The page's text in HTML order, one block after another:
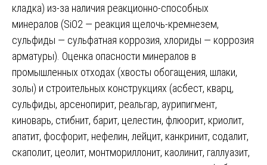
кладка) из-за наличия реакционно-способных
минералов (SiO2 — реакция щелочь-кремнезем,
сульфиды — сульфатная коррозия, хлориды — коррозия
арматуры). Оценка опасности минералов в
промышленных отходах (хвосты обогащения, шлаки,
золы) и строительных конструкциях (асбест, кварц,
сульфиды, арсенопирит, реальгар, аурипигмент,
киноварь, стибнит, барит, целестин, флюорит, криолит,
апатит, фосфорит, нефелин, лейцит, канкринит, содалит,
скаполит, цеолит, монтмориллонит, каолинит, галлуазит,